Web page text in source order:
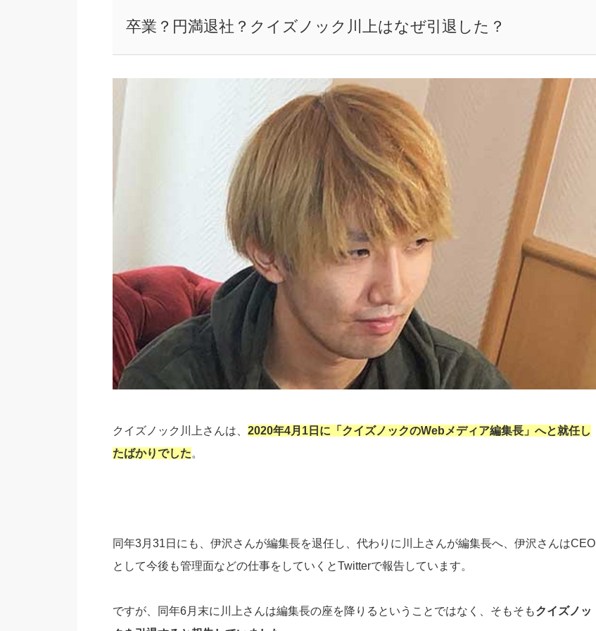
卒業？円満退社？クイズノック川上はなぜ引退した？
クイズノック川上さんは、 2020年4月1日に「クイズノックのWebメディア編集長」へと就任し
たばかりでした。
同年3月31日にも、伊沢さんが編集長を退任し、代わりに川上さんが編集長へ、伊沢さんはCEO
として今後も管理面などの仕事をしていくとTwitterで報告しています。
ですが、同年6月末に川上さんは編集長の座を降りるということではなく、そもそもクイズノッ